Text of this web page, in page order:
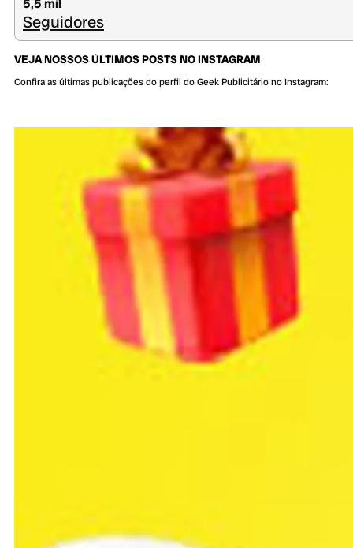
5,5 mil
Seguidores
VEJA NOSSOS ÚLTIMOS POSTS NO INSTAGRAM
Confira as últimas publicações do perfil do Geek Publicitário no Instagram: